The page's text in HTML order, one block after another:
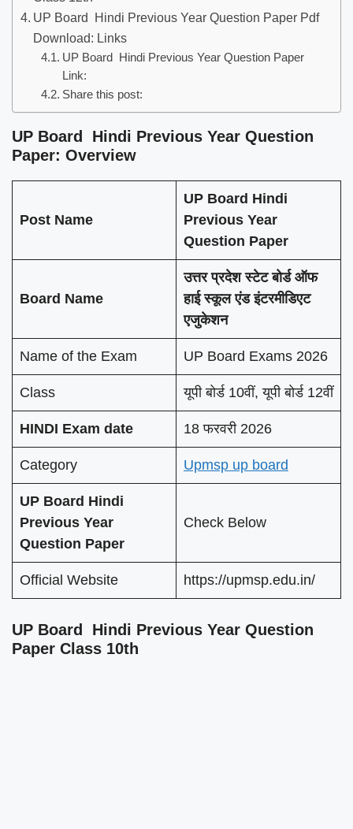
UP Board Hindi Previous Year Question Paper Pdf
Download: Links
UP Board Hindi Previous Year Question Paper
Link:
Share this post:
UP Board Hindi Previous Year Question
Paper: Overview
Post Name
UP Board Hindi
Previous Year
Question Paper
Board Name
उत्तर प्रदेश स्टेट बोर्ड ऑफ
हाई स्कूल एंड इंटरमीडिएट
एजुकेशन
Name of the Exam UP Board Exams 2026
Class यूपी बोर्ड 10वीं, यूपी बोर्ड 12वीं
HINDI Exam date 18 फरवरी 2026
Category Upmsp up board
UP Board Hindi
Previous Year
Question Paper
Check Below
Official Website https://upmsp.edu.in/
UP Board Hindi Previous Year Question
Paper Class 10th